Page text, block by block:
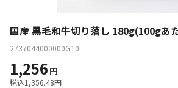
国産 黒毛和牛切り落し 180g(100gあ
2737044000000G10
1,256 円
税込1,356.48円